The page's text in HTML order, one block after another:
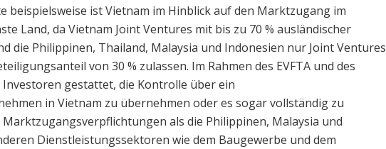
beispielsweise ist Vietnam im Hinblick auf den Marktzugang im
Land, da Vietnam Joint Ventures mit bis zu 70 % ausländischer
die Philippinen, Thailand, Malaysia und Indonesien nur Joint Ventures
von 30 % zulassen. Im Rahmen des EVFTA und des
Investoren gestattet, die Kontrolle über ein
in Vietnam zu übernehmen oder es sogar vollständig zu
als die Philippinen, Malaysia und
Dienstleistungssektoren wie dem Baugewerbe und dem